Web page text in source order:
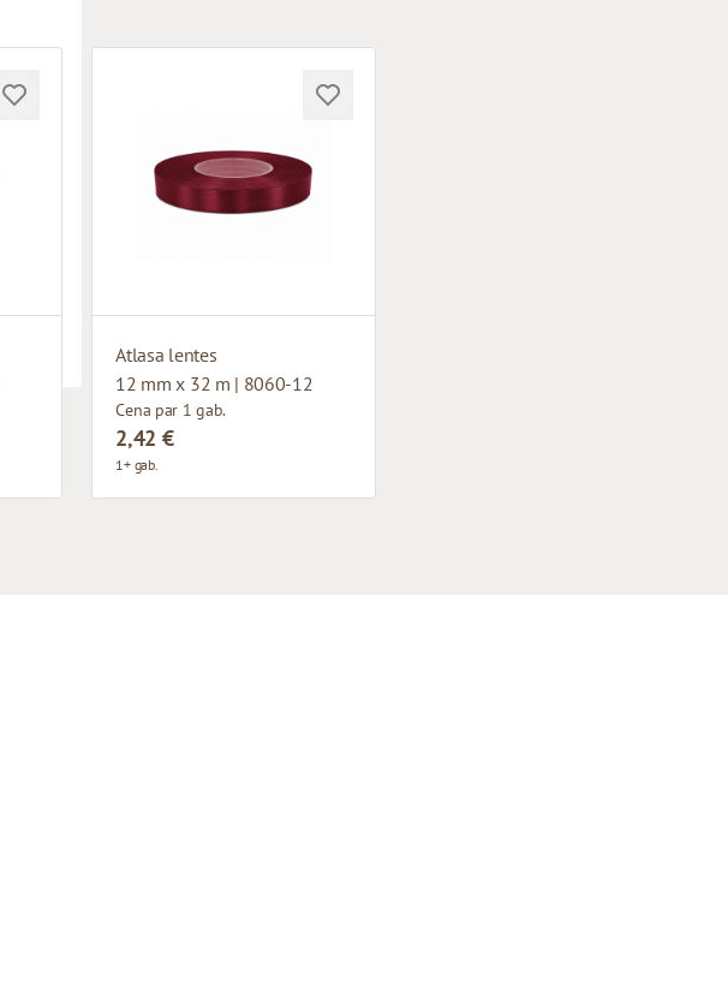
Atlasa lentes
12 mm x 32 m | 8060-12
Cena par 1 gab.
2,42 €
1+ gab.